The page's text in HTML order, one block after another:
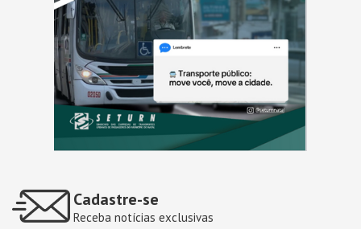
Cadastre-se
Receba notícias exclusivas